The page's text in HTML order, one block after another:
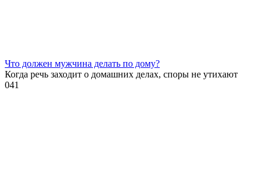
Что должен мужчина делать по дому?
Когда речь заходит о домашних делах, споры не утихают
041